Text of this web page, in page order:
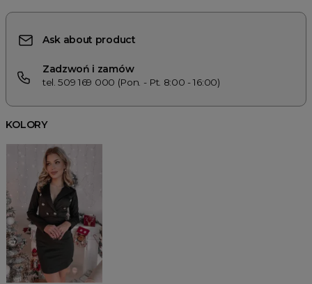
Ask about product
Zadzwoń i zamów
tel. 509 169 000 (Pon. - Pt. 8:00 - 16:00)
KOLORY